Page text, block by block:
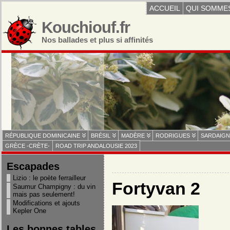
ACCUEIL QUI
Kouchiouf.fr
Nos ballades et plus si affinités
RÉPUBLIQUE DOMINICAINE BRÉSIL MADÈRE RODRIGUES
GRÈCE -CRÈTE-
ROAD TRIP ANDALOUSIE 2023
Escapades
Lizio : le poète ferrailleur
Saumur Champigny : du vin
mais pas seulement!
Modifications et ajouts
Kepler One
Fortyvan 2